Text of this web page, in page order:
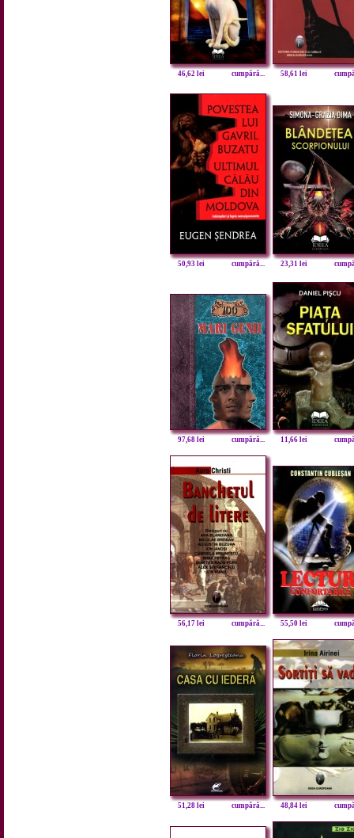
46,62 lei cumpără... 58,61 lei
50,93 lei cumpără... 23,31 lei
97,68 lei cumpără... 11,66 lei
56,17 lei cumpără... 55,50 lei
51,28 lei cumpără... 48,84 lei